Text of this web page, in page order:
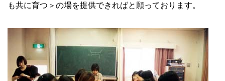
も共に育つ＞の場を提供できればと願っております。